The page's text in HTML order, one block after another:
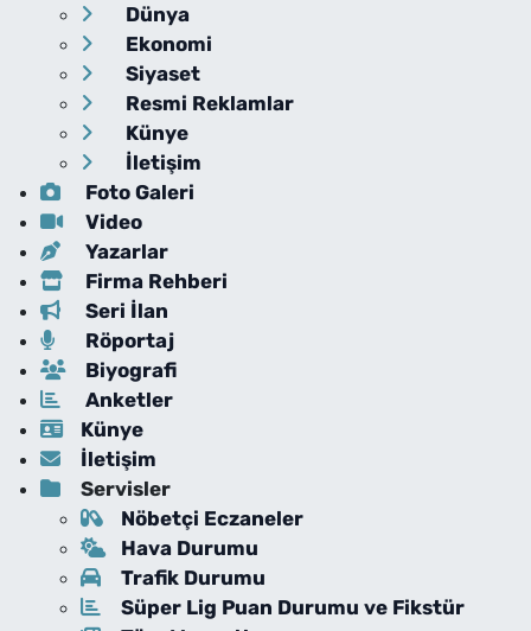
Dünya
Ekonomi
Siyaset
Resmi Reklamlar
Künye
İletişim
Foto Galeri
Video
Yazarlar
Firma Rehberi
Seri İlan
Röportaj
Biyografi
Anketler
Künye
İletişim
Servisler
Nöbetçi Eczaneler
Hava Durumu
Trafik Durumu
Süper Lig Puan Durumu ve Fikstür